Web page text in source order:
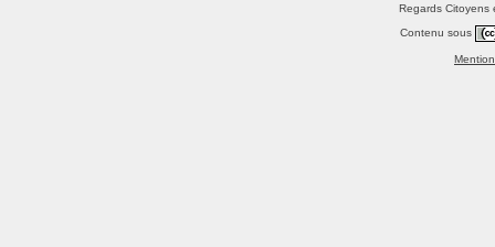
Regards Citoyens
Contenu sous